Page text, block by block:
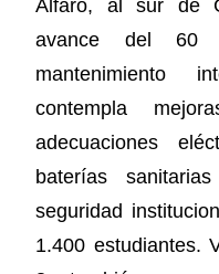
Alfaro, al sur de
avance del
mantenimiento
contempla
adecuaciones
baterías
seguridad
1.400 estudiantes.